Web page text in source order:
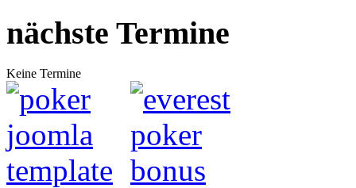
nächste Termine
Keine Termine